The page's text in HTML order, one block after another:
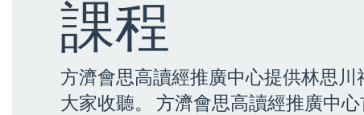
課程
方濟會思高讀經推廣中心提供林思
大家收聽。 方濟會思高讀經推廣中